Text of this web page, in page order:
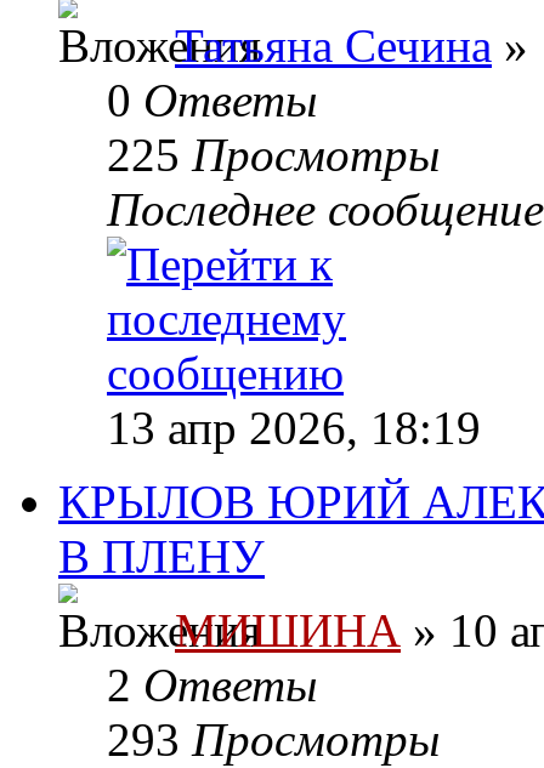
Татьяна Сечина »
0 Ответы
225 Просмотры
Последнее
13 апр 2026, 18:19
КРЫЛОВ ЮРИЙ
В ПЛЕНУ
МИШИНА » 10
2 Ответы
293 Просмотры